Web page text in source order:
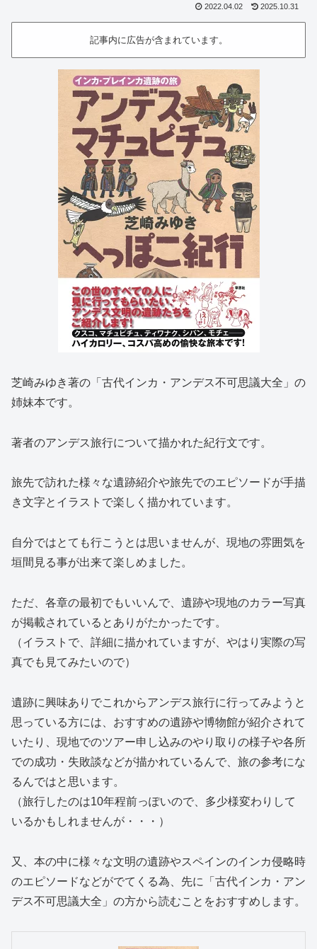
2022.04.02 2025.10.31
記事内に広告が含まれています。
芝崎みゆき著の「古代インカ・アンデス不可思議大全」の
姉妹本です。
著者のアンデス旅行について描かれた紀行文です。
旅先で訪れた様々な遺跡紹介や旅先でのエピソードが手描
き文字とイラストで楽しく描かれています。
自分ではとても行こうとは思いませんが、現地の雰囲気を
垣間見る事が出来て楽しめました。
ただ、各章の最初でもいいんで、遺跡や現地のカラー写真
が掲載されているとありがたかったです。
（イラストで、詳細に描かれていますが、やはり実際の写
真でも見てみたいので）
遺跡に興味ありでこれからアンデス旅行に行ってみようと
思っている方には、おすすめの遺跡や博物館が紹介されて
いたり、現地でのツアー申し込みのやり取りの様子や各所
での成功・失敗談などが描かれているんで、旅の参考にな
るんではと思います。
（旅行したのは10年程前っぽいので、多少様変わりして
いるかもしれませんが・・・）
又、本の中に様々な文明の遺跡やスペインのインカ侵略時
のエピソードなどがでてくる為、先に「古代インカ・アン
デス不可思議大全」の方から読むことをおすすめします。